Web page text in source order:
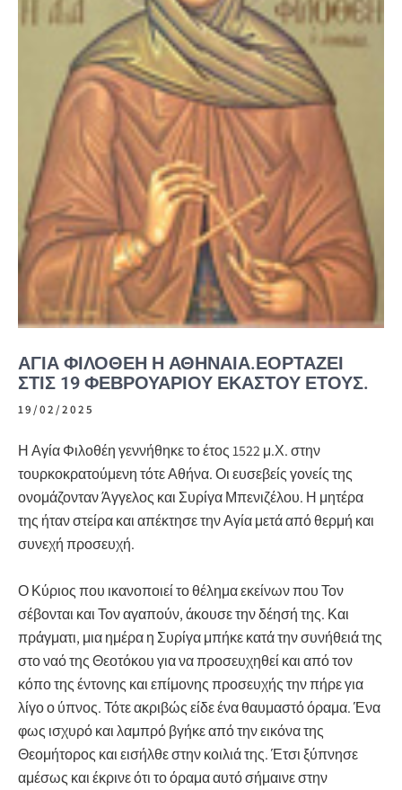
ΑΓΊΑ ΦΙΛΟΘΈΗ Η ΑΘΗΝΑΊΑ.ΕΟΡΤΆΖΕΙ
ΣΤΙΣ 19 ΦΕΒΡΟΥΑΡΊΟΥ ΕΚΆΣΤΟΥ ΈΤΟΥΣ.
19/02/2025
Η Αγία Φιλοθέη γεννήθηκε το έτος 1522 μ.Χ. στην
τουρκοκρατούμενη τότε Αθήνα. Οι ευσεβείς γονείς της
ονομάζονταν Άγγελος και Συρίγα Μπενιζέλου. Η μητέρα
της ήταν στείρα και απέκτησε την Αγία μετά από θερμή και
συνεχή προσευχή.
Ο Κύριος που ικανοποιεί το θέλημα εκείνων που Τον
σέβονται και Τον αγαπούν, άκουσε την δέησή της. Και
πράγματι, μια ημέρα η Συρίγα μπήκε κατά την συνήθειά της
στο ναό της Θεοτόκου για να προσευχηθεί και από τον
κόπο της έντονης και επίμονης προσευχής την πήρε για
λίγο ο ύπνος. Τότε ακριβώς είδε ένα θαυμαστό όραμα. Ένα
φως ισχυρό και λαμπρό βγήκε από την εικόνα της
Θεομήτορος και εισήλθε στην κοιλιά της. Έτσι ξύπνησε
αμέσως και έκρινε ότι το όραμα αυτό σήμαινε στην